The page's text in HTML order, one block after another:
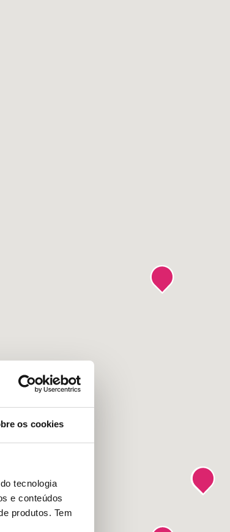
os cookies
tecnologia
e conteúdos
produtos. Tem